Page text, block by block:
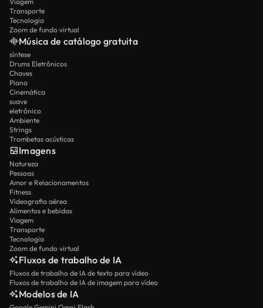
Transporte
Tecnologia
Zoom de fundo virtual
Música de catálogo gratuita
síntese
Drums Eletrônicos
Chaves
Piano
Cinemática
suave
eletrônico
Ambiente
Strings
Trombetas acústicas
Imagens
Natureza
Pessoas
Amor e Relacionamentos
Fitness
Videografia aérea
Alimentos e bebidas
Viagem
Transporte
Tecnologia
Zoom de fundo virtual
Fluxos de trabalho de IA
Fluxos de trabalho de IA de texto para vídeo
Fluxos de trabalho de IA de imagem para vídeo
Modelos de IA